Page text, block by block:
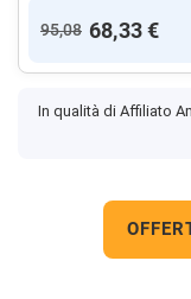
95,08 68,33 €
In qualità di Affiliato